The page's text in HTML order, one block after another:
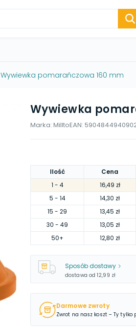
Wywiewka pomarańczowa 160 mm
Wywiewka
Marka: MilltoEAN:
Ilość Cena
1 - 4 16,49 zł
5 - 14 14,30 zł
15 - 29 13,45 zł
30 - 49 13,05 zł
50+ 12,80 zł
Sposób dostawy
dostawa od 12,99 zł
Darmowe zwroty
Zwrot na nasz koszt – Ty tylko